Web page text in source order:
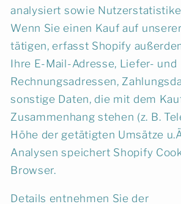
analysiert sowie
Wenn Sie einen Kauf auf
tätigen, erfasst Shopify
Ihre E-Mail-Adresse, Liefer- und
Rechnungsadressen,
sonstige Daten, die mit dem
Zusammenhang stehen (z. B.
Höhe der getätigten Umsätze
Analysen speichert Shopify
Browser.
Details entnehmen Sie der